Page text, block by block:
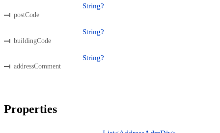
postCode
String?
buildingCode
String?
addressComment
String?
Properties